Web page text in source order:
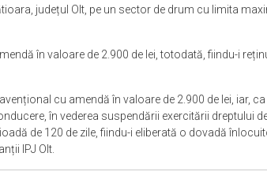
județul Olt, pe un sector de drum cu limita
în valoare de 2.900 de lei, totodată, fiindu-i
cu amendă în valoare de 2.900 de lei, iar,
în vederea suspendării exercitării dreptului
de 120 de zile, fiindu-i eliberată o dovadă
IPJ Olt.